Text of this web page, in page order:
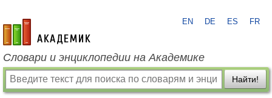
academic.ru
EN DE ES FR
Словари и энциклопедии на Академике
Найти!